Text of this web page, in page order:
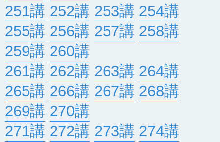
251講 252講 253講 254講
255講 256講 257講 258講
259講 260講
261講 262講 263講 264講
265講 266講 267講 268講
269講 270講
271講 272講 273講 274講